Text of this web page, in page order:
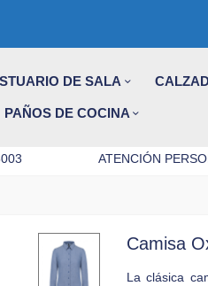
DE SALA
PAÑOS DE COCINA
ATENCIÓN
Camisa
La clásica